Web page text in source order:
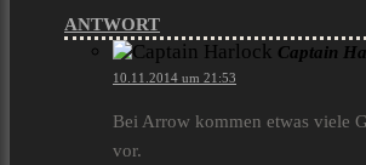
ANTWORT
Captain
10.11.2014 um 21:53
Bei Arrow kommen etwas viele
vor.